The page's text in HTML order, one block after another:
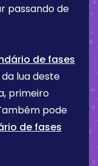
passando de
de fases
lua deste
primeiro
pode
de fases